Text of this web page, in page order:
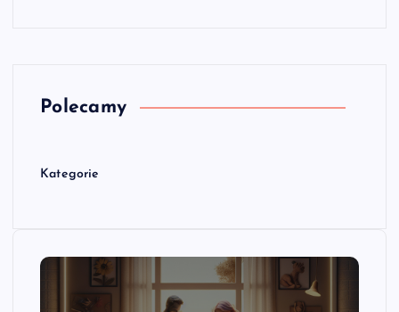
Polecamy
Kategorie